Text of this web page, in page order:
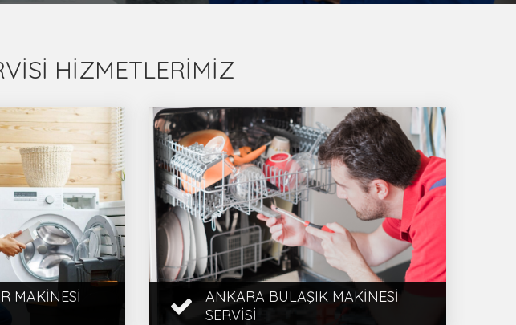
HİZMETLERİMİZ
MAKINESI
ANKARA BULAŞIK MAKINESI
SERVISI